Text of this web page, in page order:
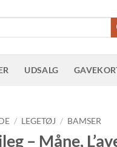
UDSALG
/ LEGETØJ / BAMSER
– Måne,